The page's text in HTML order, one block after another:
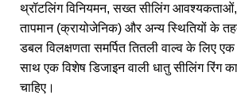
थ्रॉटलिंग विनियमन, सख्त सीलिंग आवश्यकताओं,
तापमान (क्रायोजेनिक) और अन्य स्थितियों के
डबल विलक्षणता समर्पित तितली वाल्व के लिए
साथ एक विशेष डिजाइन वाली धातु सीलिंग रिंग
चाहिए।